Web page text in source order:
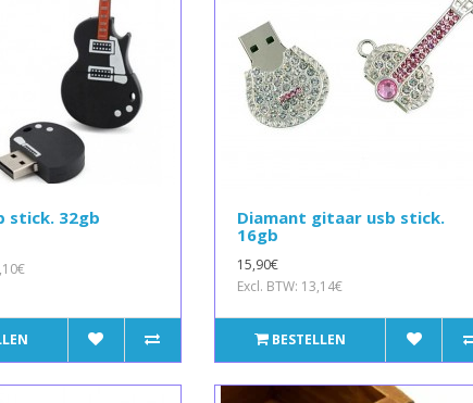
stick. 32gb
Diamant gitaar usb stick.
16gb
15,90€
Excl. BTW: 13,14€
BESTELLEN